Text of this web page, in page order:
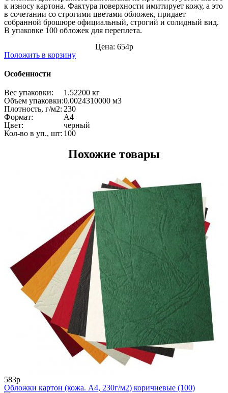
к износу картона. Фактура поверхности имитирует кожу, а это
в сочетании со строгими цветами обложек, придает
собранной брошюре официальный, строгий и солидный вид.
В упаковке 100 обложек для переплета.
Цена: 654р
Положить в корзину
Особенности
Вес упаковки:
1.52200 кг
Объем упаковки:0.0024310000 м3
Плотность, г/м2: 230
Формат:
А4
Цвет:
черный
Кол-во в уп., шт: 100
Похожие товары
583р
Обложки картон (кожа. А4, 230г/м2) коричневые (100)